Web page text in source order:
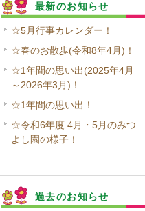
最新のお知らせ
☆5月行事カレンダー！
☆春のお散歩(令和8年4月)！
☆1年間の思い出(2025年4月
～2026年3月)！
☆1年間の思い出！
☆令和6年度 4月・5月のみつ
よし園の様子！
過去のお知らせ